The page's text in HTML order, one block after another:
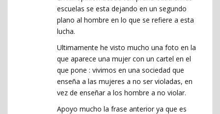
escuelas se esta dejando en un segundo
plano al hombre en lo que se refiere a esta
lucha.
Ultimamente he visto mucho una foto en la
que aparece una mujer con un cartel en el
que pone : vivimos en una sociedad que
enseña a las mujeres a no ser violadas, en
vez de enseñar a los hombre a no violar.
Apoyo mucho la frase anterior ya que es